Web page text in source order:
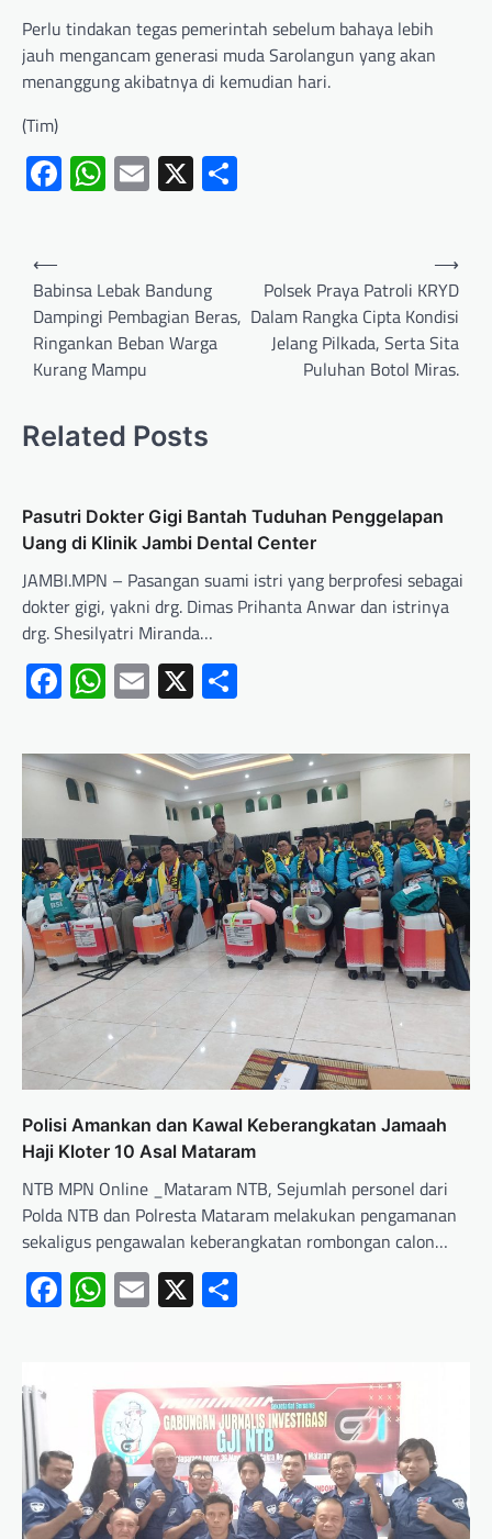
Perlu tindakan tegas pemerintah sebelum bahaya lebih
jauh mengancam generasi muda Sarolangun yang akan
menanggung akibatnya di kemudian hari.
(Tim)
Facebook
WhatsApp
Email
X
⟵
Babinsa Lebak Bandung
Dampingi Pembagian Beras,
Ringankan Beban Warga
Kurang Mampu
Polsek Praya Patroli KRYD
Dalam Rangka Cipta Kondisi
Jelang Pilkada, Serta Sita
Puluhan Botol Miras.
⟶
Related Posts
Pasutri Dokter Gigi Bantah Tuduhan Penggelapan
Uang di Klinik Jambi Dental Center
JAMBI.MPN – Pasangan suami istri yang berprofesi sebagai
dokter gigi, yakni drg. Dimas Prihanta Anwar dan istrinya
drg. Shesilyatri Miranda…
Facebook
WhatsApp
Email
X
Polisi Amankan dan Kawal Keberangkatan Jamaah
Haji Kloter 10 Asal Mataram
NTB MPN Online _Mataram NTB, Sejumlah personel dari
Polda NTB dan Polresta Mataram melakukan pengamanan
sekaligus pengawalan keberangkatan rombongan calon…
Facebook
WhatsApp
Email
X